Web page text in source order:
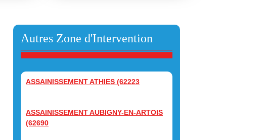
Autres Zone d'Intervention
ASSAINISSEMENT ATHIES (62223
ASSAINISSEMENT AUBIGNY-EN-ARTOIS
(62690